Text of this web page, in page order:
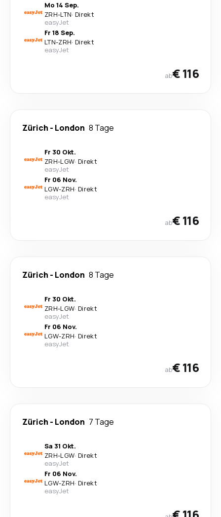
Mo 14 Sep.
ZRH-LTN· Direkt
easyJet
Fr 18 Sep.
LTN-ZRH· Direkt
easyJet
ab€ 116
Zürich - London 8 Tage
Fr 30 Okt.
ZRH-LGW· Direkt
easyJet
Fr 06 Nov.
LGW-ZRH· Direkt
easyJet
ab€ 116
Zürich - London 8 Tage
Fr 30 Okt.
ZRH-LGW· Direkt
easyJet
Fr 06 Nov.
LGW-ZRH· Direkt
easyJet
ab€ 116
Zürich - London 7 Tage
Sa 31 Okt.
ZRH-LGW· Direkt
easyJet
Fr 06 Nov.
LGW-ZRH· Direkt
easyJet